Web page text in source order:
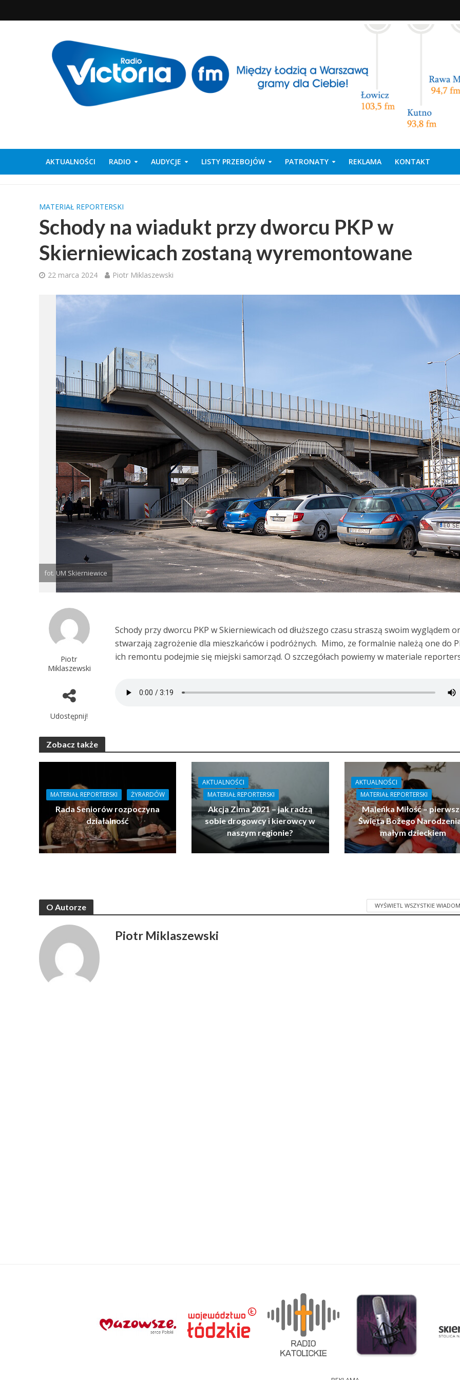
AKTUALNOŚCI RADIO AUDYCJE LISTY PRZEBOJÓW PATRONATY REKLAMA KONTAKT
MATERIAŁ REPORTERSKI
Schody na wiadukt przy dworcu PKP w
Skierniewicach zostaną wyremontowane
22 marca 2024 Piotr Miklaszewski
fot. UM Skierniewice
Piotr
Miklaszewski
Udostępnij!
Schody przy dworcu PKP w Skierniewicach od dłuższego czasu straszą swoim wyglądem
stwarzają zagrożenie dla mieszkańców i podróżnych. Mimo, ze formalnie należą one do
ich remontu podejmie się miejski samorząd. O szczegółach powiemy w materiale
Zobacz także
MATERIAŁ REPORTERSKI ŻYRARDÓW
Rada Seniorów rozpoczyna
działalność
AKTUALNOŚCI
MATERIAŁ REPORTERSKI
Akcja Zima 2021 – jak radzą
sobie drogowcy i kierowcy w
naszym regionie?
AKTUALNOŚCI
MATERIAŁ REPORTERSKI
Maleńka Miłość –
Święta Bożego
małym dzieckiem
O Autorze WYŚWIETL WSZYSTKIE
Piotr Miklaszewski